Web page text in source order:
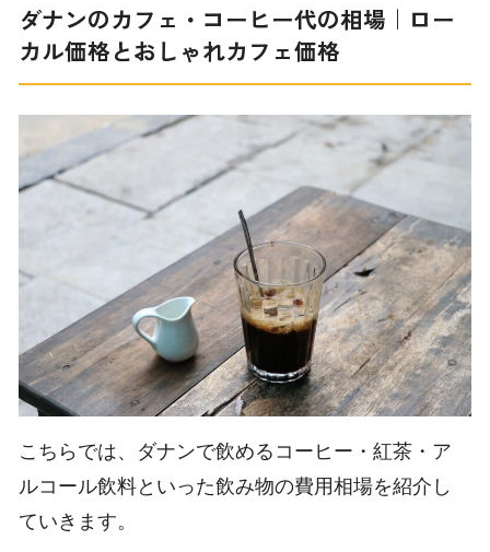
ダナンのカフェ・コーヒー代の相場｜ロー
カル価格とおしゃれカフェ価格
こちらでは、ダナンで飲めるコーヒー・紅茶・ア
ルコール飲料といった飲み物の費用相場を紹介し
ていきます。